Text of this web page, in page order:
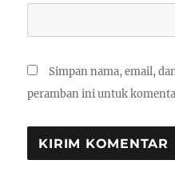
Simpan nama, email,
peramban ini untuk